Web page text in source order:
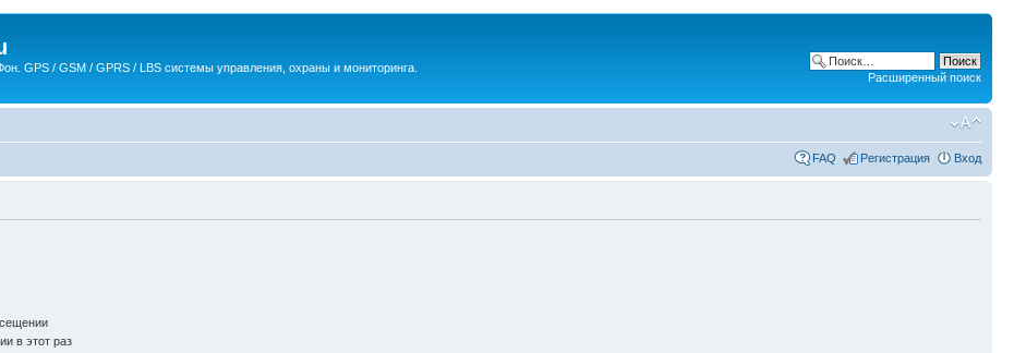
GPS / GSM / GPRS / LBS системы управления, охраны и мониторинга.
Расширенный поиск
FAQ Регистрация Вход
в этот раз